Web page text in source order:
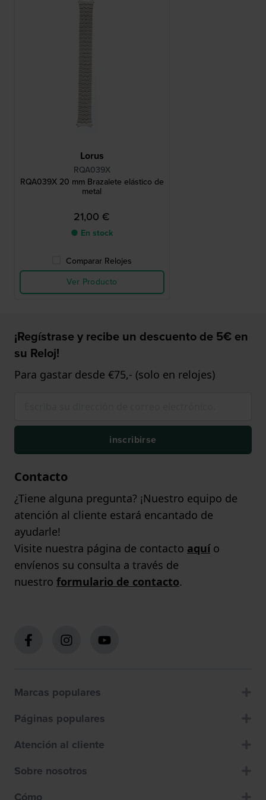
Lorus
RQA039X
RQA039X 20 mm Brazalete elástico de
metal
21,00 €
● En stock
Comparar Relojes
Ver Producto
¡Regístrase y recibe un descuento de 5€ en
su Reloj!
Para gastar desde €75,- (solo en relojes)
inscribirse
Contacto
¿Tiene alguna pregunta? ¡Nuestro equipo de
atención al cliente estará encantado de
ayudarle!
Visite nuestra página de contacto aquío
envíenos su consulta a través de
nuestro formulario de contacto.
Marcas populares
Páginas populares
Atención al cliente
Sobre nosotros